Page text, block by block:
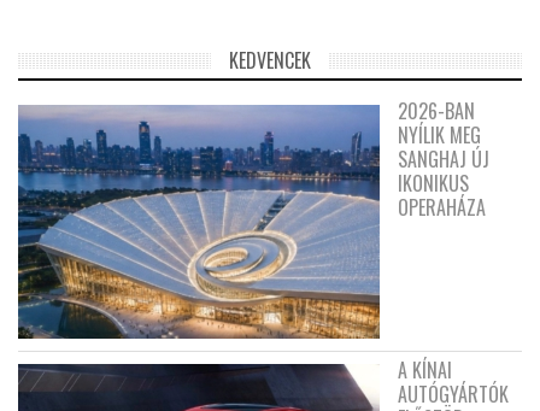
KEDVENCEK
2026-BAN
NYÍLIK MEG
SANGHAJ ÚJ
IKONIKUS
OPERAHÁZA
A KÍNAI
AUTÓGYÁRTÓK